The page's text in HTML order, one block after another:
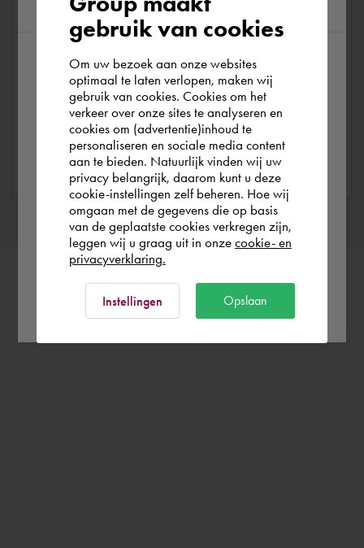
Onze service en support zijn ontworpen om je te
helpen bij het optimaal benutten van onze producten en
diensten. Ons team van experts staat klaar om al je
vragen te beantwoorden en ondersteuning te bieden bij
technische uitdagingen.
According to us you are situated in Rest of
the world. Please confirm in which country
you wish to shop.
Nederland
Rest of the world
gebruik van cookies
Om uw bezoek aan onze websites
optimaal te laten verlopen, maken wij
gebruik van cookies. Cookies om het
verkeer over onze sites te analyseren en
cookies om (advertentie)inhoud te
personaliseren en sociale media content
aan te bieden. Natuurlijk vinden wij uw
privacy belangrijk, daarom kunt u deze
cookie-instellingen zelf beheren. Hoe wij
omgaan met de gegevens die op basis
van de geplaatste cookies verkregen zijn,
leggen wij u graag uit in onze cookie- en
privacyverklaring.
Instellingen Opslaan